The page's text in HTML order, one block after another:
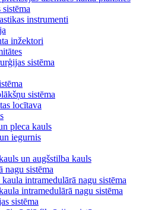
instrumenti
inžektori
sistēma
sistēma
locītava
pleca kauls
iegurnis
un augšstilba kauls
nagu sistēma
intramedulārā nagu sistēma
intramedulārā nagu sistēma
sistēma